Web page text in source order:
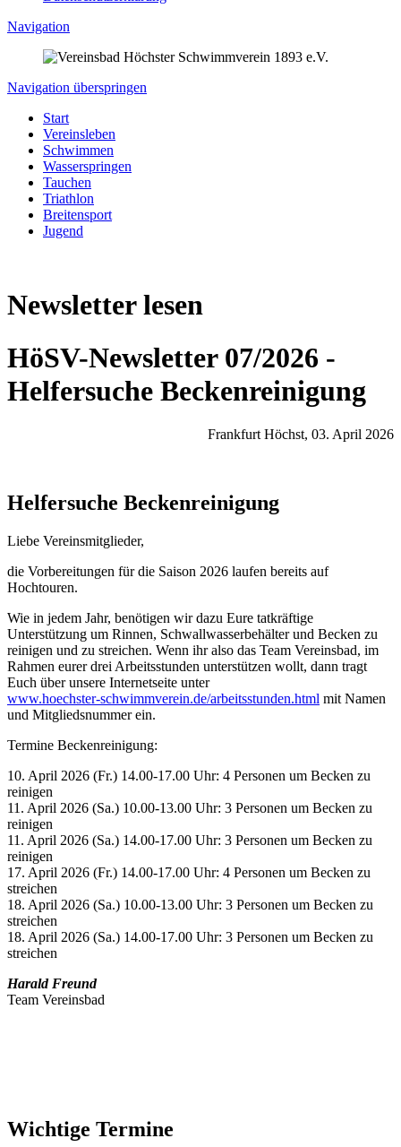
Navigation
Navigation überspringen
Start
Vereinsleben
Schwimmen
Wasserspringen
Tauchen
Triathlon
Breitensport
Jugend
Newsletter lesen
HöSV-Newsletter 07/2026 -
Helfersuche Beckenreinigung
Frankfurt Höchst, 03. April 2026
Helfersuche Beckenreinigung
Liebe Vereinsmitglieder,
die Vorbereitungen für die Saison 2026 laufen bereits auf
Hochtouren.
Wie in jedem Jahr, benötigen wir dazu Eure tatkräftige
Unterstützung um Rinnen, Schwallwasserbehälter und Becken zu
reinigen und zu streichen. Wenn ihr also das Team Vereinsbad, im
Rahmen eurer drei Arbeitsstunden unterstützen wollt, dann tragt
Euch über unsere Internetseite unter
www.hoechster-schwimmverein.de/arbeitsstunden.html mit Namen
und Mitgliedsnummer ein.
Termine Beckenreinigung:
10. April 2026 (Fr.) 14.00-17.00 Uhr: 4 Personen um Becken zu
reinigen
11. April 2026 (Sa.) 10.00-13.00 Uhr: 3 Personen um Becken zu
reinigen
11. April 2026 (Sa.) 14.00-17.00 Uhr: 3 Personen um Becken zu
reinigen
17. April 2026 (Fr.) 14.00-17.00 Uhr: 4 Personen um Becken zu
streichen
18. April 2026 (Sa.) 10.00-13.00 Uhr: 3 Personen um Becken zu
streichen
18. April 2026 (Sa.) 14.00-17.00 Uhr: 3 Personen um Becken zu
streichen
Harald Freund
Team Vereinsbad
Wichtige Termine